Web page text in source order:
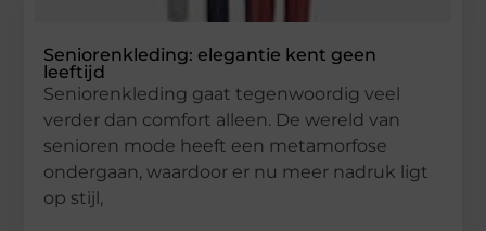
Seniorenkleding: elegantie kent geen
leeftijd
Seniorenkleding gaat tegenwoordig veel
verder dan comfort alleen. De wereld van
senioren mode heeft een metamorfose
ondergaan, waardoor er nu meer nadruk ligt
op stijl,